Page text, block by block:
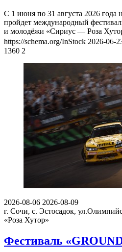
С 1 июня по 31 августа 2026 года
пройдет международный
и молодёжи «Сириус — Роза
https://schema.org/InStock 2026-06-
1360 2
2026-08-06 2026-08-09
г. Сочи, с. Эстосадок,
«Роза Хутор»
Фестиваль